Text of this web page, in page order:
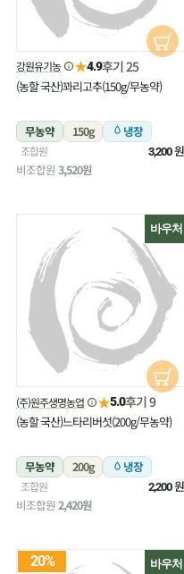
강원유기농 ★4.9후기 25
(농할 국산)꽈리고추(150g/무농약)
무농약 150g 냉장
조합원 3,200원
비조합원 3,520원
바우처
(주)원주생명농업 ★5.0후기 9
(농할 국산)느타리버섯(200g/무농약)
무농약 200g 냉장
조합원 2,200원
비조합원 2,420원
바우처
20%